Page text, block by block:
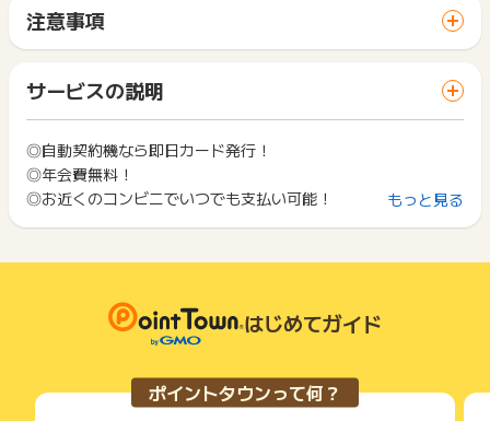
ものではございません、あくまでも目安としてご参考にしてく
ださい
※本案件はお問い合わせ不可の案件となっておりますので報酬が
獲得できない場合は対応不可となります、何卒ご了承ください
ませ
※アコムキャッシング、アコムACマスターカード双方を通じ
て、アコムを初めてご利用のお客様のみが対象となります
※獲得条件達成期限はご登録日から起算して30日以内まで、お
問い合わせは対応不可となります。※
■注意事項
社から委託を受け広告収益を得て運用しております
遷移されていない場合、獲得対象外となることがあります
・キャンペーンは予告なく変更・終了する場合がございます
・URLを他のユーザーに対し共有したり、コピーしたURLを用
※コピーしたURLからのキャンペーンアクセスは獲得対象外とな
ります
サイトに移動してからお申し込みやお買い物が完了するまでの
間に、同じブラウザ（※）で他のサイトに移動した場合はポイン
ト獲得ができません。
「 サイトへ行ってポイントGET 」ボタンを押した時とサービ
ス・お買い物利用時で、デバイス・ブラウザが異なる場合はポ
イント獲得ができません。
2回以上同じお買い物・サービスをご利用される場合は、毎回
ポイントタウンに戻り、「 サイトへ行ってポイントGET 」ボ
タンを押してからご利用ください。
下記の事項に該当する場合、広告主側で対象外とみなし、「獲
い物を複数回ご利用された場合
・他のポイントサイトや比較サイト、検索サイトなどを経由し
て一度でも同サービス・お買い物を利用されたことがある場合
注意事項
一部のサービスにつきましては、1商品につき10円単位の金額
は切り捨てとなります。
ポイント獲得が1ポイント未満のものは切り捨てとなり、ポイ
ント履歴には記載されません。
原則として広告主側のポイント等を利用して支払われた金額分
につきましては、ポイントタウンのポイント獲得の対象には含
まれません。
広告主が運営しているサービスの都合もしくは会員様の都合で
になる可能性もございます。
ン期間が予告なしに変更される場合がございますが、ご利用さ
れた時点の条件が適用されます。
条件を達成しているかどうかは各広告主ではなく、代理店が行
っているため、広告主はポイントに関する詳細を把握しており
ません。
そのため、ポイントタウンのポイントに関するお問い合わせを
サービスの説明
◎自動契約機なら即日カード発行！
◎年会費無料！
◎お近くのコンビニでいつでも支払い可能！
もっと見る
はじめてガイド
ポイントタウンって何？